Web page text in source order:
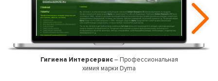
Гигиена Интерсервис– Профессиональная
химия марки Dyma